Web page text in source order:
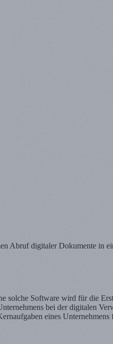
Abruf digitaler Dokumente in
Software wird für die
bei der digitalen
eines Unternehmens